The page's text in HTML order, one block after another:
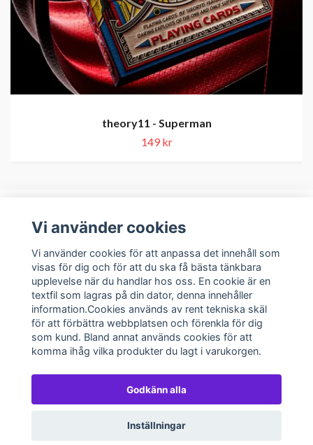
theory11 - Superman
149 kr
Kundservice
Sociala medier
© 2026 Spelkortsbutiken
Vi använder cookies
Vi använder cookies för att anpassa det innehåll som
visas för dig och för att du ska få bästa tänkbara
upplevelse när du handlar hos oss. En cookie är en
textfil som lagras på din dator, denna innehåller
information.Cookies används av rent tekniska skäl
för att förbättra webbplatsen och förenkla för dig
som kund. Bland annat används cookies för att
komma ihåg vilka produkter du lagt i varukorgen.
Godkänn alla
Inställningar